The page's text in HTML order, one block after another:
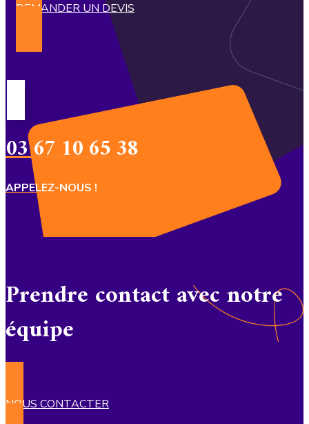
DEMANDER UN DEVIS
03 67 10 65 38
APPELEZ-NOUS !
Prendre contact avec notre
équipe
NOUS CONTACTER